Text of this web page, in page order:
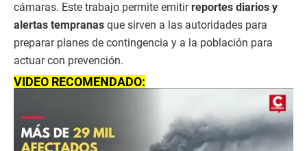
cámaras. Este trabajo permite emitirreportes diarios y
alertas tempranas que sirven a las autoridades para
preparar planes de contingencia y a la población para
actuar con prevención.
VIDEO RECOMENDADO: